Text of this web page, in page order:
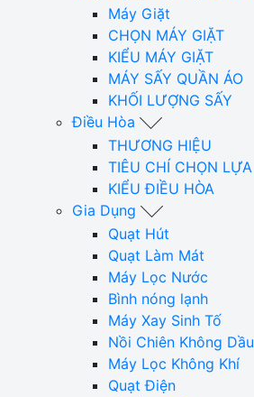
Máy Giặt
CHỌN MÁY GIẶT
KIỂU MÁY GIẶT
MÁY SẤY QUẦN ÁO
KHỐI LƯỢNG SẤY
Điều Hòa
THƯƠNG HIỆU
TIÊU CHÍ CHỌN LỰA
KIỂU ĐIỀU HÒA
Gia Dụng
Quạt Hút
Quạt Làm Mát
Máy Lọc Nước
Bình nóng lạnh
Máy Xay Sinh Tố
Nồi Chiên Không Dầu
Máy Lọc Không Khí
Quạt Điện